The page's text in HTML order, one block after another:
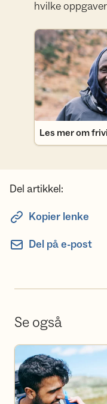
hvilke
Les mer om
Les mer om
Del artikkel:
Kopier lenke
Del på e-post
Se også
Bli frivillig i Sogn og